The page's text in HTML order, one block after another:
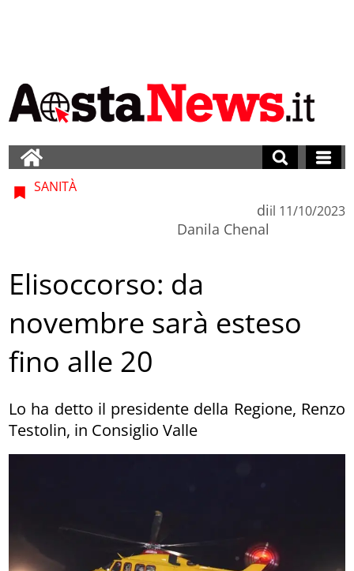
SANITÀ
di
Danila Chenal
il 11/10/2023
Elisoccorso: da
novembre sarà esteso
fino alle 20
Lo ha detto il presidente della Regione, Renzo
Testolin, in Consiglio Valle